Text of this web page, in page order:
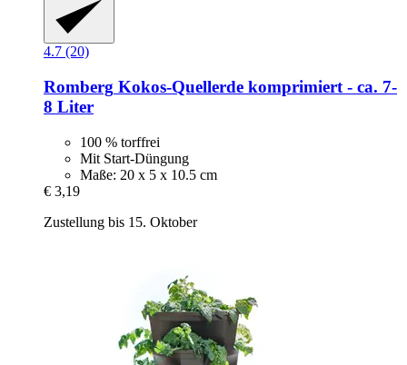
4.7 (20)
Romberg Kokos-​Quellerde komprimiert -​ ca. 7-​
8 Liter
100 % torffrei
Mit Start-Düngung
Maße: 20 x 5 x 10.5 cm
€ 3,19
Zustellung bis 15. Oktober